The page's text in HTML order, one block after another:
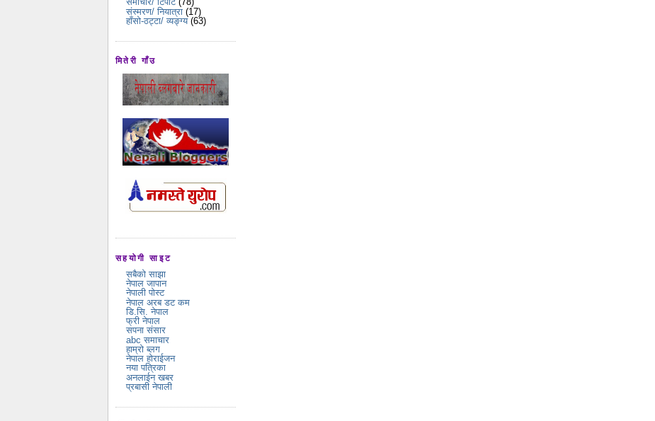
संस्मरण/ नियात्रा (17)
हाँसो-ठट्टा/ व्यङ्ग्य (63)
मितेरी गाँउ
सहयोगी साइट
सबैको साझा
नेपाल जापान
नेपाली पोस्ट
नेपाल अरब डट कम
डि.सि. नेपाल
फ्री नेपाल
सपना संसार
abc समाचार
हाम्रो ब्लग
नेपाल होराईजन
नया पत्रिका
अनलाईन खबर
प्रबासी नेपाली